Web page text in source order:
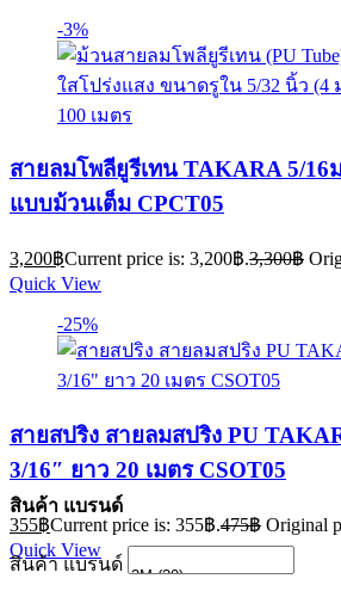
-3%
สายลมโพลียูรีเทน TAKARA 5/16
แบบม้วนเต็ม CPCT05
3,200฿Current price is: 3,200฿.3,300฿
Quick View
-25%
สายสปริง สายลมสปริง PU
3/16″ ยาว 20 เมตร CSOT05
355฿Current price is: 355฿.475฿ Original
Quick View
สินค้า แบรนด์
สินค้า แบรนด์